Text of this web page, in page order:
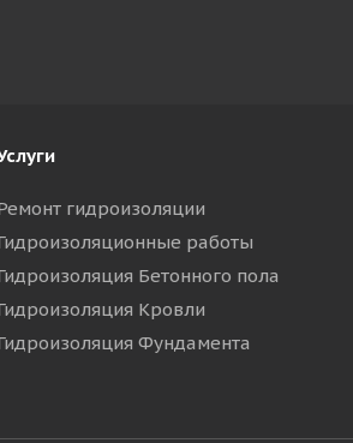
гидроизоляции
работы
Бетонного пола
Кровли
Фундамента